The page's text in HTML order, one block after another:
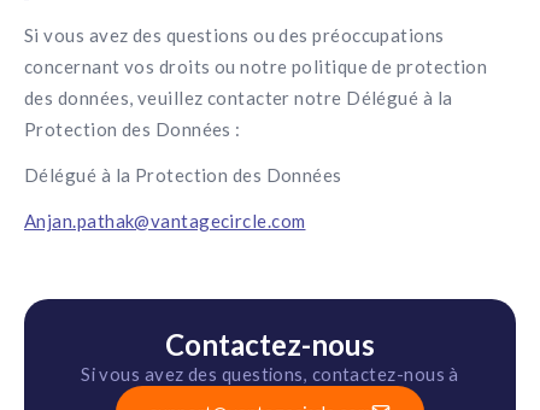
Si vous avez des questions ou des préoccupations
concernant vos droits ou notre politique de protection
des données, veuillez contacter notre Délégué à la
Protection des Données :
Délégué à la Protection des Données
Anjan.pathak@vantagecircle.com
Contactez-nous
Si vous avez des questions, contactez-nous à